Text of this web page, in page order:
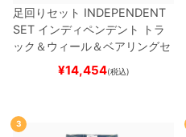
足回りセット INDEPENDENT
SET インディペンデント
トラ
ック＆ウィール＆ベアリングセ
（トリック用）
ード スケボー
¥14,454(税込)
3